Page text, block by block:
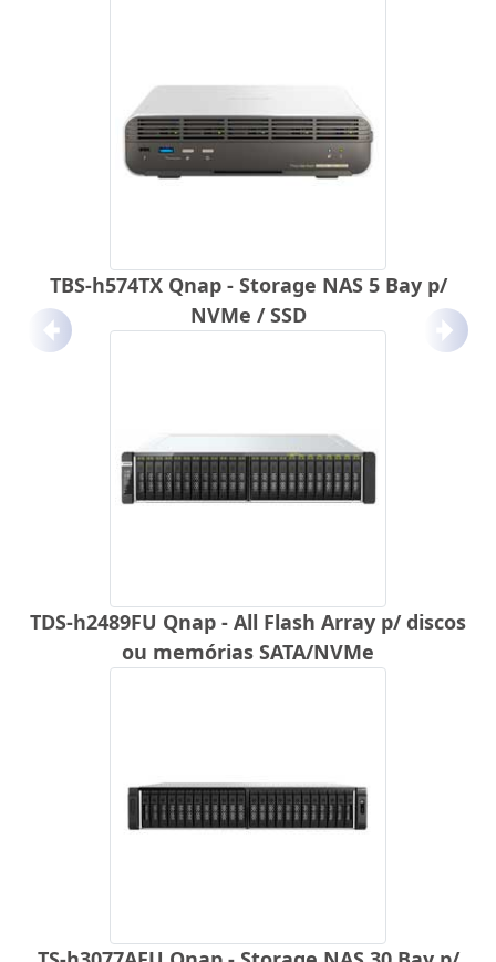
TBS-h574TX Qnap - Storage NAS 5 Bay p/
NVMe / SSD
TDS-h2489FU Qnap - All Flash Array p/ discos
ou memórias SATA/NVMe
Anterior